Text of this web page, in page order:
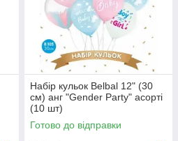
Набір кульок Belbal 12" (30
см) анг "Gender Party" асорті
(10 шт)
Готово до відправки